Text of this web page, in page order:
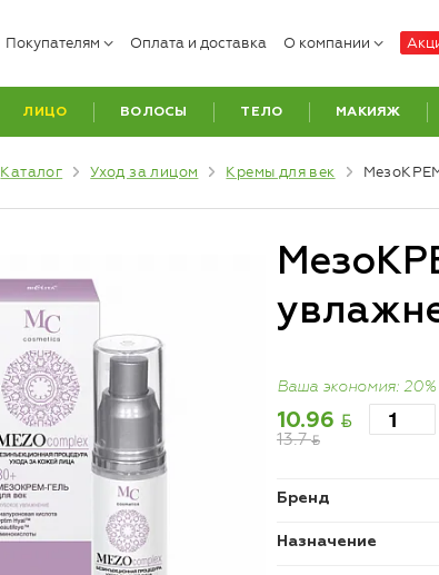
Покупателям Оплата и доставка О компании
ЛИЦО ВОЛОСЫ ТЕЛО МАКИЯЖ
Каталог Уход за лицом Кремы для век
Ваша экономия: 20%
10.96 BYN
13.7BYN
Бренд
Назначение